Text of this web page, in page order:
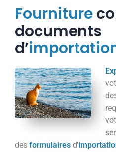
Fourniture
documents
d’
des formulaires d’